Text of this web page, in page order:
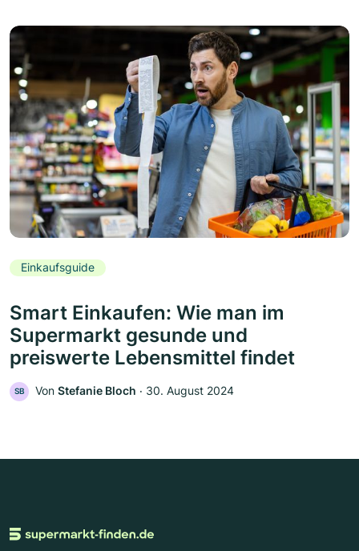
Einkaufsguide
Smart Einkaufen: Wie man im
Supermarkt gesunde und
preiswerte Lebensmittel findet
SB Von Stefanie Bloch ‧ 30. August 2024